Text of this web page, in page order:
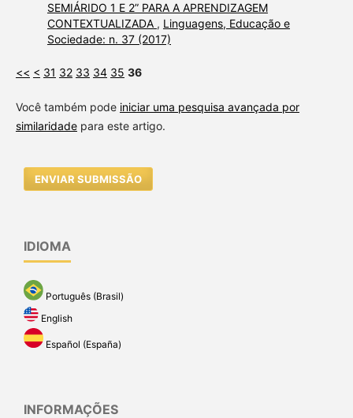
SEMIÁRIDO 1 E 2” PARA A APRENDIZAGEM
CONTEXTUALIZADA , Linguagens, Educação e
Sociedade: n. 37 (2017)
<< < 31 32 33 34 35 36
Você também pode iniciar uma pesquisa avançada por
similaridadepara este artigo.
ENVIAR SUBMISSÃO
IDIOMA
Português (Brasil)
English
Español (España)
INFORMAÇÕES